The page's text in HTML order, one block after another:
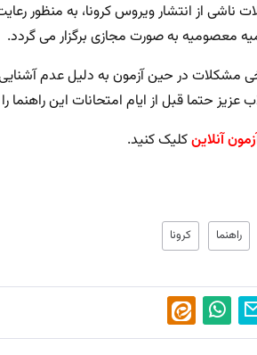
ناشی از انتشار ویروس کرونا، به منظور
مشکلات در حین آزمون به دلیل عدم آشنایی
عزیز حتما قبل از ایام امتحانات این راهنما
آنلاینکلیک کنید.
راهنما کرونا